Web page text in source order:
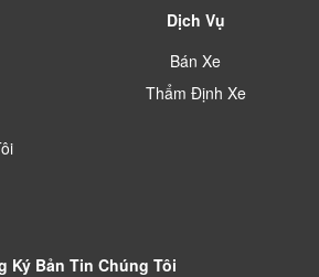
Dịch Vụ
Bán Xe
Thẩm Định Xe
Ký Bản Tin Chúng Tôi